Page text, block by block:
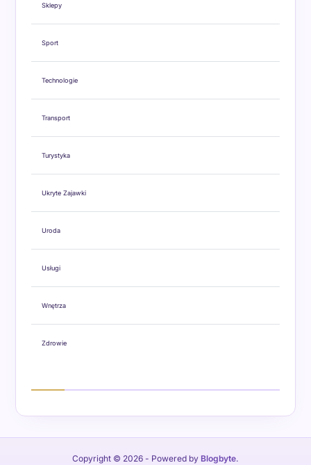
Sklepy
Sport
Technologie
Transport
Turystyka
Ukryte Zajawki
Uroda
Usługi
Wnętrza
Zdrowie
Copyright © 2026 - Powered by Blogbyte.